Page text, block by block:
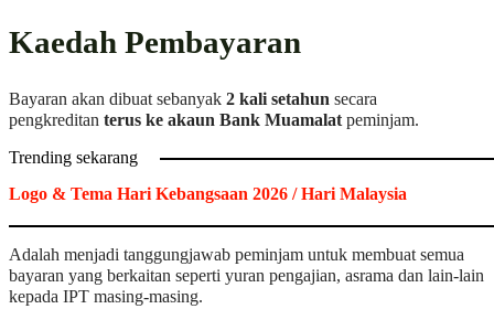
Kaedah Pembayaran
Bayaran akan dibuat sebanyak 2 kali setahun secara
pengkreditan terus ke akaun Bank Muamalatpeminjam.
Trending sekarang
Logo & Tema Hari Kebangsaan 2026 / Hari Malaysia
Adalah menjadi tanggungjawab peminjam untuk membuat semua
bayaran yang berkaitan seperti yuran pengajian, asrama dan lain-lain
kepada IPT masing-masing.